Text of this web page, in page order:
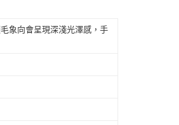
象向會呈現深淺光澤感，手